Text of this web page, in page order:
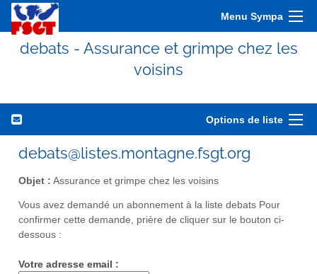
Menu Sympa
debats - Assurance et grimpe chez les
voisins
Options de liste
debats@listes.montagne.fsgt.org
Objet : Assurance et grimpe chez les voisins
Vous avez demandé un abonnement à la liste debats Pour
confirmer cette demande, prière de cliquer sur le bouton ci-
dessous :
Votre adresse email :